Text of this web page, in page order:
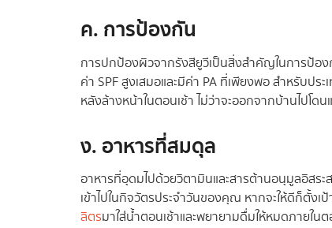
ค. การป้องกัน
การปกป้องผิวจากรังสียูวีเป็นสิ่งสำคัญในการป้อ
ค่า SPF สูงเสมอและมีค่า PA ที่เพียงพอ สำหรับปร
หลังล้างหน้าในตอนเช้า ไม่ว่าจะออกจากบ้านไปโด
ง. อาหารที่สมดุล
อาหารที่อุดมไปด้วยวิตามินและสารต้านอนุมูลอิสร
เข้าไปในกิจวัตรประจำวันของคุณ หากจะให้ดีก็ตั้งเ
ลิตรมาใส่น้ำตอนเช้าและพยายามดื่มให้หมดภายใน